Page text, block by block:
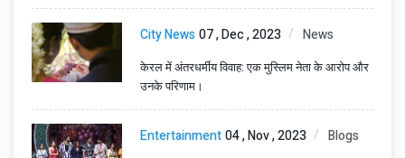
City News07 , Dec , 2023 News
केरल में अंतरधर्मीय विवाह: एक मुस्लिम नेता के आरोप और
उनके परिणाम।
Entertainment04 , Nov , 2023 Blogs